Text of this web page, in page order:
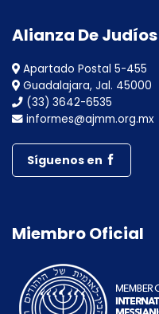
Alianza De
Apartado Postal 5-455
Guadalajara, Jal. 45000
(33) 3642-6535
informes@ajmm.org.mx
Síguenos en
Miembro Oficial